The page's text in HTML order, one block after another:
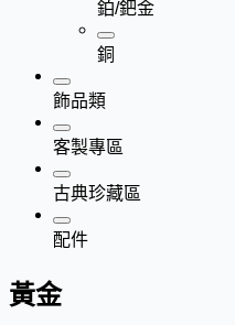
鉑/鈀金
銅
飾品類
客製專區
古典珍藏區
配件
黃金